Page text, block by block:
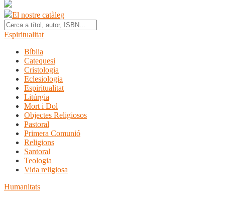
El nostre catàleg
Espiritualitat
Bíblia
Catequesi
Cristologia
Eclesiologia
Espiritualitat
Litúrgia
Mort i Dol
Objectes Religiosos
Pastoral
Primera Comunió
Religions
Santoral
Teologia
Vida religiosa
Humanitats